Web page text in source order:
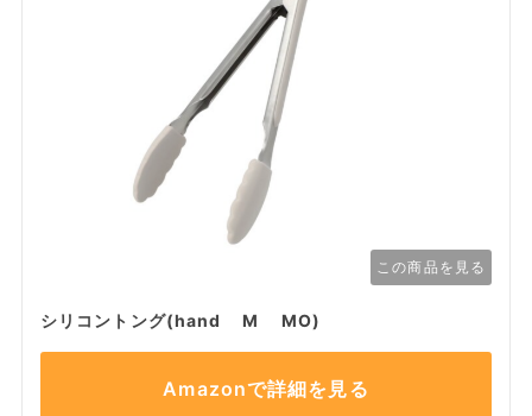
この商品を見る
シリコントング(hand M MO)
Amazonで詳細を見る